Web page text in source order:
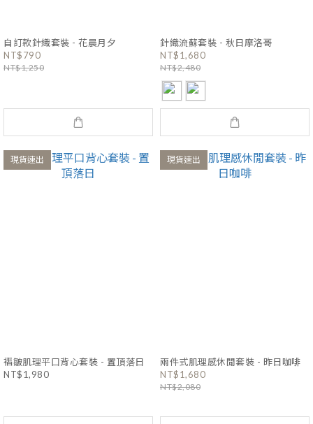
自訂款針織套裝 - 花晨月夕
NT$790
NT$1,250
針織流蘇套裝 - 秋日摩洛哥
NT$1,680
NT$2,480
現貨速出
褶皺肌理平口背心套裝 - 置頂落日
NT$1,980
現貨速出
兩件式肌理感休閒套裝 - 昨日咖啡
NT$1,680
NT$2,080